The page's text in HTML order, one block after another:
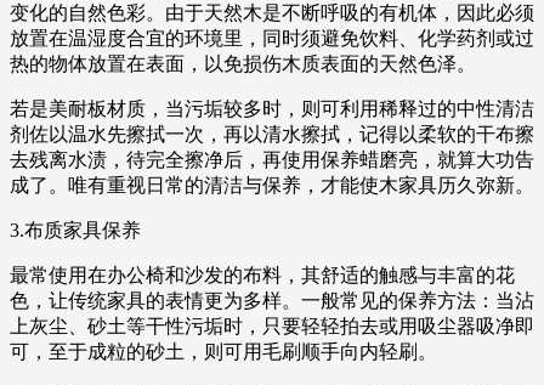
变化的自然色彩。由于天然木是不断呼吸的有机体，因此必须
放置在温湿度合宜的环境里，同时须避免饮料、化学药剂或过
热的物体放置在表面，以免损伤木质表面的天然色泽。
若是美耐板材质，当污垢较多时，则可利用稀释过的中性清洁
剂佐以温水先擦拭一次，再以清水擦拭，记得以柔软的干布擦
去残离水渍，待完全擦净后，再使用保养蜡磨亮，就算大功告
成了。唯有重视日常的清洁与保养，才能使木家具历久弥新。
3.布质家具保养
最常使用在办公椅和沙发的布料，其舒适的触感与丰富的花
色，让传统家具的表情更为多样。一般常见的保养方法：当沾
上灰尘、砂土等干性污垢时，只要轻轻拍去或用吸尘器吸净即
可，至于成粒的砂土，则可用毛刷顺手向内轻刷。